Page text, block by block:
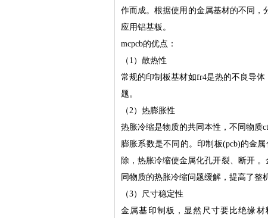
作而成。根据使用的金属基材的不同，
应用铝基板。
mcpcb的优点：
（1）散热性
常规的印制板基材如fr4是热的不良导
题。
（2）热膨胀性
热胀冷缩是物质的共同本性，不同物质
膨胀系数是不同的。印制板(pcb)的金
除，热胀冷缩使金属化孔开裂、断开
同物质的热胀冷缩问题缓解，提高了整
（3）尺寸稳定性
金属基印制板，显然尺寸要比绝缘